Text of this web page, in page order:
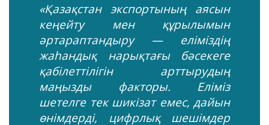
«Қазақстан экспортының аясын
кеңейту мен құрылымын
әртараптандыру — еліміздің
жаһандық нарықтағы бәсекеге
қабілеттілігін арттырудың
маңызды факторы. Еліміз
шетелге тек шикізат емес, дайын
өнімдерді, цифрлық шешімдер